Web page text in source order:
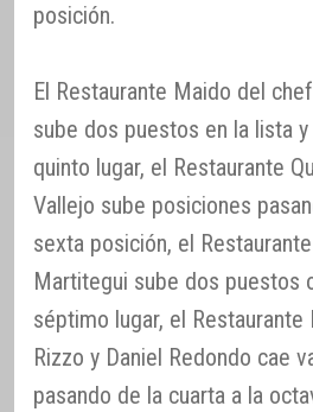
posición.
El Restaurante Maido del
sube dos puestos en la lista
quinto lugar, el Restaurante
Vallejo sube posiciones
sexta posición, el
Martitegui sube dos puestos
séptimo lugar, el Restaurante
Rizzo y Daniel Redondo cae
pasando de la cuarta a la